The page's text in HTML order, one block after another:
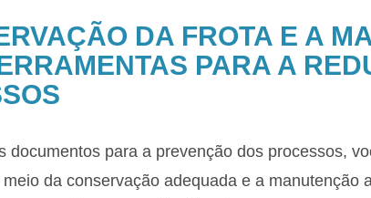
DA FROTA E A
PARA A
documentos para a prevenção dos processos,
da conservação adequada e a manutenção